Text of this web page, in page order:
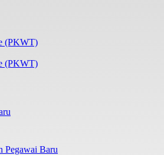
(PKWT)
Pegawai Baru